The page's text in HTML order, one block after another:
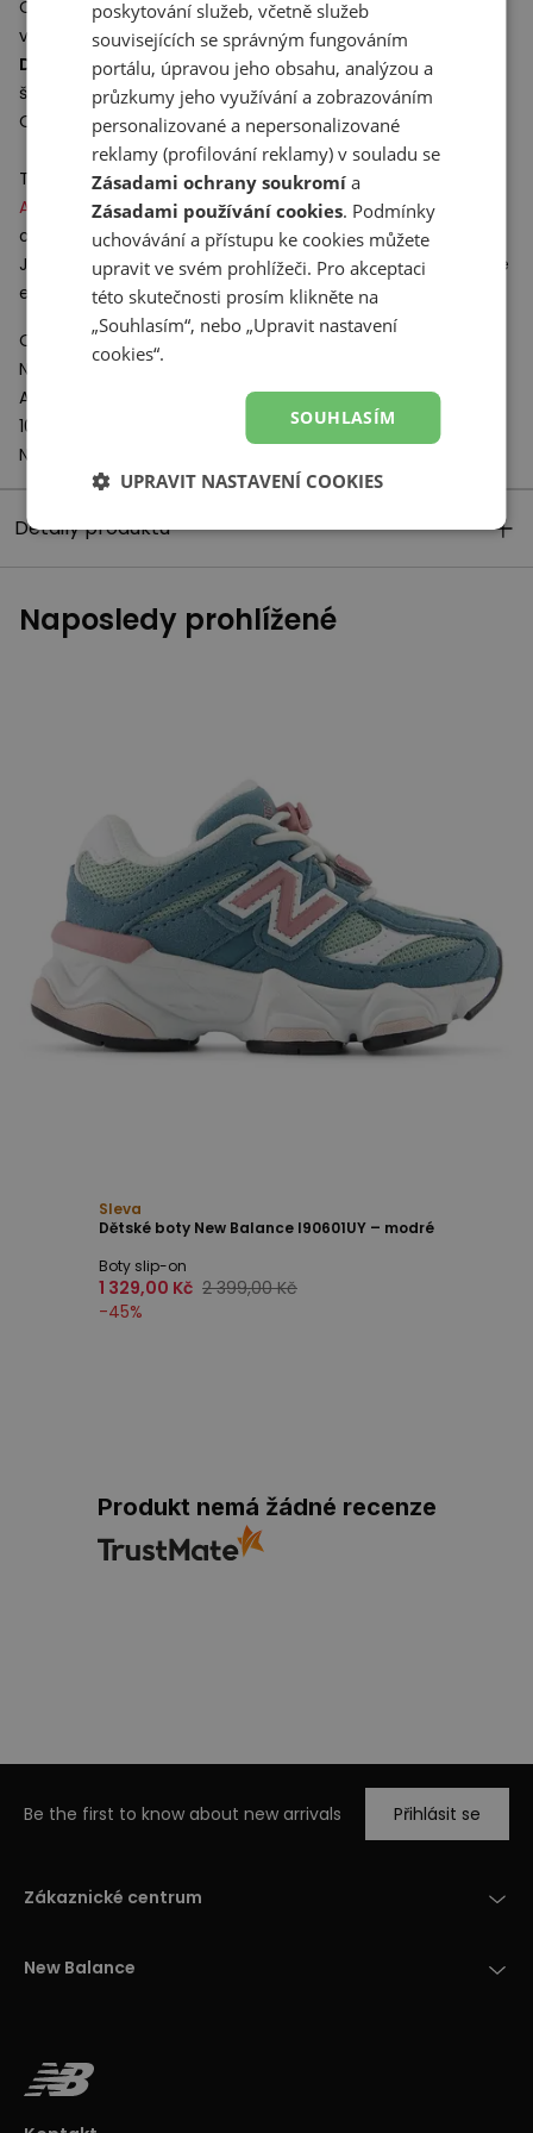
Odolný pryžový běhoun zajišťuje dobrou přilnavost na
všech typech povrchů.
Dětské tenisky New Balancebudou skvělou volbou do
školy i na další každodenní aktivity.
Obuv skvěle doplnídětské sportovní oblečení.
Technologie:
ABZORB
– řešení, které napomáhá odpružení podrážky
obuvi.
Je vyroben z polymerové složky, která pohlcuje a rozptyluje
energii vznikající při nárazech do tvrdého povrchu.
Odpovědný subjekt:
New Balance Europe BV
A-Factorij, Pilotenstraat 35 – 45
1059 CH Amsterdam
Netherlands
Detaily produktu
Naposledy prohlížené
Sleva
Dětské boty New Balance I90601UY – modré
Boty slip-on
1 329,00 Kč 2 399,00 Kč
-45%
Produkt nemá žádné recenze
Be the first to know about new arrivals Přihlásit se
Zákaznické centrum
New Balance
poskytování služeb, včetně služeb
souvisejících se správným fungováním
portálu, úpravou jeho obsahu, analýzou a
průzkumy jeho využívání a zobrazováním
personalizované a nepersonalizované
reklamy (profilování reklamy) v souladu se
Zásadami ochrany soukromí a
Zásadami používání cookies. Podmínky
uchovávání a přístupu ke cookies můžete
upravit ve svém prohlížeči. Pro akceptaci
této skutečnosti prosím klikněte na
„Souhlasím“, nebo „Upravit nastavení
cookies“.
SOUHLASÍM
UPRAVIT NASTAVENÍ COOKIES